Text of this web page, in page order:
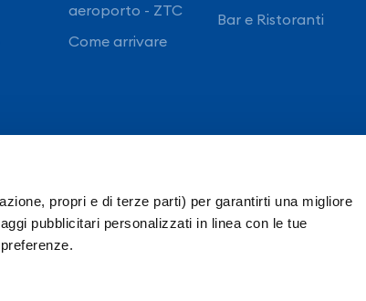
propri e di terze parti) per garantirti una migliore
pubblicitari personalizzati in linea con le tue
aeroporto - ZTC
Come arrivare
Bar e Ristoranti